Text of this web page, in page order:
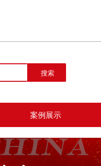
搜索
案例展示